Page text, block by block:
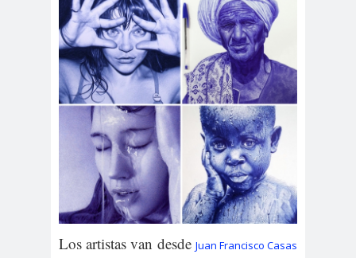
Los artistas van desde Juan Francisco Casas